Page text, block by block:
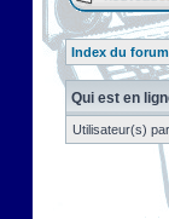
Index du forum
Qui est en
Utilisateur(s)